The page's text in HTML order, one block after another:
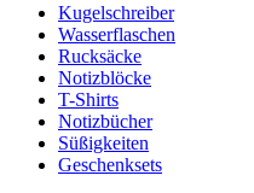
Kugelschreiber
Wasserflaschen
Rucksäcke
Notizblöcke
T-Shirts
Notizbücher
Süßigkeiten
Geschenksets